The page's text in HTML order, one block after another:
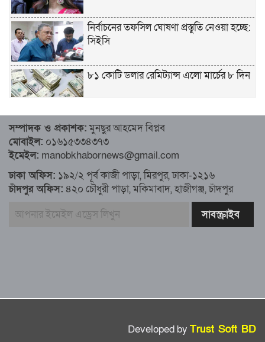
নির্বাচনের তফসিল ঘোষণা প্রস্তুতি নেওয়া হচ্ছে:
সিইসি
৮১ কোটি ডলার রেমিট্যান্স এলো মার্চের ৮ দিন
৮১ কোটি ডলার রেমিট্যান্স এলো মার্চের ৮ দিন
এখনও অপরিবর্তিত মাগুরার সেই শিশুটির
অবস্থা
দায়িত্বরত ট্রাফিক পুলিশকে মারধর, গ্রেপ্তার ১
ইউক্রেইন?
সম্পাদক ও প্রকাশক:মুনছুর আহমেদ বিপ্লব
মোবাইল: ০১৬১৫৩৩৪৩৭৩
ইমেইল: manobkhabornews@gmail.com
ঢাকা অফিস: ১৯২/২ পূর্ব কাজী পাড়া, মিরপুর, ঢাকা-১২১৬
চাঁদপুর অফিস: ৪২০ চৌধুরী পাড়া, মকিমাবাদ, হাজীগঞ্জ, চাঁদপুর
Developed by Trust Soft BD